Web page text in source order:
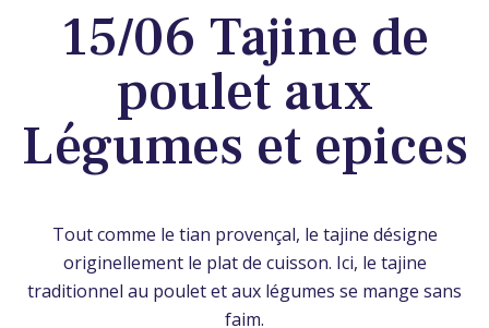
15/06 Tajine de
poulet aux
Légumes et epices
Tout comme le tian provençal, le tajine désigne
originellement le plat de cuisson. Ici, le tajine
traditionnel au poulet et aux légumes se mange sans
faim.